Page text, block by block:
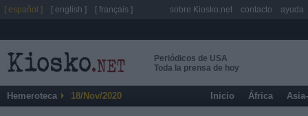
Periódicos de USA
Toda la prensa de hoy
Hemeroteca 18/Nov/2020 Inicio África
[ español ] [ english ] [ français ] sobre Kiosko.net contacto ayuda